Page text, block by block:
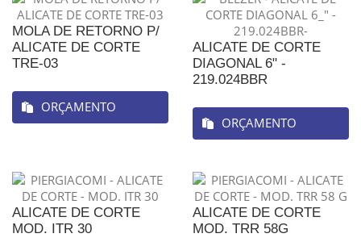
MOLA DE RETORNO P/
ALICATE DE CORTE
TRE-03
ORÇAMENTO
ALICATE DE CORTE
DIAGONAL 6" -
219.024BBR
ORÇAMENTO
ALICATE DE CORTE
MOD. ITR 30
ALICATE DE CORTE
MOD. TRR 58G